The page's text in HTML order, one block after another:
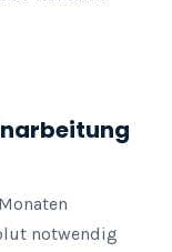
notwendig